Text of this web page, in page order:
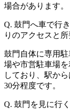
場合があります。
Q. 鼓門へ車で行
りのアクセスと
鼓門自体に専用
場や市営駐車場
しており、駅か
30分程度です。
Q. 鼓門を見に行